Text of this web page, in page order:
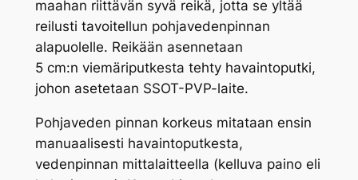
maahan riittävän syvä reikä, jotta se yltää
reilusti tavoitellun pohjavedenpinnan
alapuolelle. Reikään asennetaan
5 cm:n viemäriputkesta tehty havaintoputki,
johon asetetaan SSOT-PVP-laite.
Pohjaveden pinnan korkeus mitataan ensin
manuaalisesti havaintoputkesta,
vedenpinnan mittalaitteella (kelluva paino eli